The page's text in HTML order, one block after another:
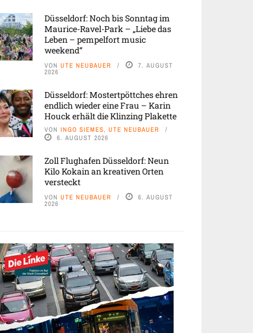
Düsseldorf: Noch bis Sonntag im
Maurice-Ravel-Park – „Liebe das
Leben – pempelfort music
weekend“
VON UTE NEUBAUER 7. AUGUST
2026
Düsseldorf: Mostertpöttches ehren
endlich wieder eine Frau – Karin
Houck erhält die Klinzing Plakette
VON INGO SIEMES, UTE NEUBAUER
6. AUGUST 2026
Zoll Flughafen Düsseldorf: Neun
Kilo Kokain an kreativen Orten
versteckt
VON UTE NEUBAUER 6. AUGUST
2026